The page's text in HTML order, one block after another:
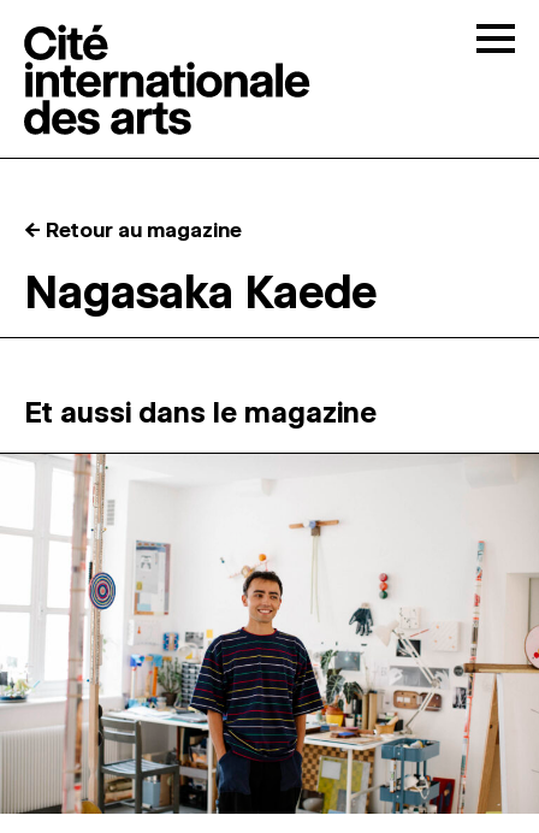
RÉSIDENCES ↓
ATELIERS OUVERTS
PROGRAMMATION
MAGAZINE
ESPACES DE PRATIQUE ARTISTIQUE ↓
Recherche
Connexion
← Retour au magazine
Nagasaka Kaede
Et aussi dans le magazine